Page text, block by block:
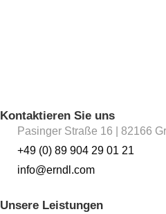
Kontaktieren Sie uns
Pasinger Straße 16 | 82166
+49 (0) 89 904 29 01 21
info@erndl.com
Unsere Leistungen